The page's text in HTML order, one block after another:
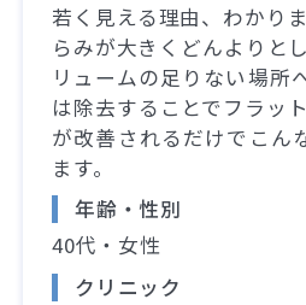
若く見える理由、わかり
らみが大きくどんよりと
リュームの足りない場所
は除去することでフラッ
が改善されるだけでこん
ます。
年齢・性別
40代・女性
クリニック